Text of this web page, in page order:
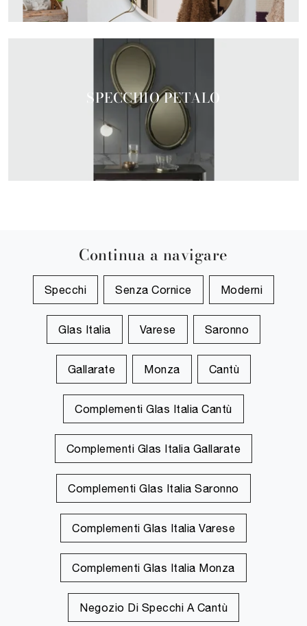
SPECCHIO PETALO
Continua a navigare
Specchi Senza Cornice Moderni
Glas Italia Varese Saronno
Gallarate Monza Cantù
Complementi Glas Italia Cantù
Complementi Glas Italia Gallarate
Complementi Glas Italia Saronno
Complementi Glas Italia Varese
Complementi Glas Italia Monza
Negozio Di Specchi A Cantù